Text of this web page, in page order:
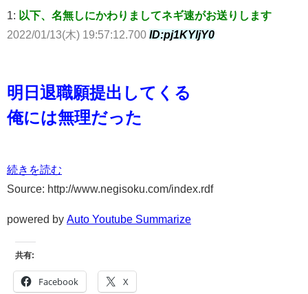
1: 以下、名無しにかわりましてネギ速がお送りします
2022/01/13(木) 19:57:12.700 ID:pj1KYljY0
明日退職願提出してくる
俺には無理だった
続きを読む
Source: http://www.negisoku.com/index.rdf
powered by Auto Youtube Summarize
共有:
Facebook X